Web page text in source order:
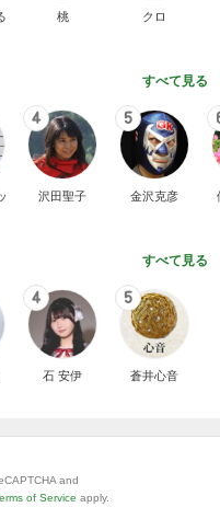
桃 クロ
すべて見る
4
沢田聖子
5
金沢克彦
すべて見る
4
石 安伊
5
蒼井心音
and
of Service apply.